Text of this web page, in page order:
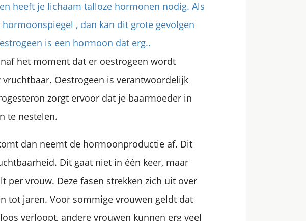
heeft je lichaam talloze hormonen nodig. Als
, dan kan dit grote gevolgen
is een hormoon dat erg..
het moment dat er oestrogeen wordt
Oestrogeen is verantwoordelijk
zorgt ervoor dat je baarmoeder in
te nestelen.
dan neemt de hormoonproductie af. Dit
Dit gaat niet in één keer, maar
per vrouw. Deze fasen strekken zich uit over
tot jaren. Voor sommige vrouwen geldt dat
verloopt, andere vrouwen kunnen erg veel